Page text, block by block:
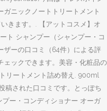
ガニックノートトリートメント
きます。. 【アットコスメ】オ
ト シャンプー（シャンプー・コ
ザーの口コミ（64件）による評
ェックできます。美容・化粧品の
リートメント詰め替え. 900ml
稿された口コミです。とっぽち
ー・コンディショナー オーガ